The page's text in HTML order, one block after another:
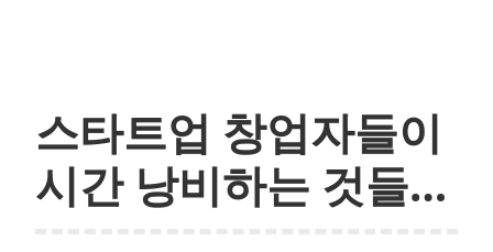
스타트업 창업자들이
시간 낭비하는 것들…